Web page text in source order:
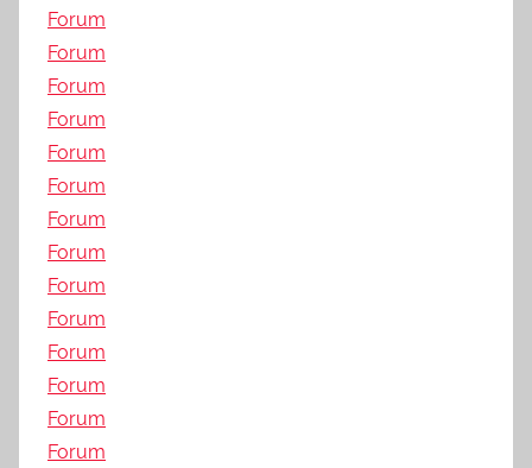
Forum
Forum
Forum
Forum
Forum
Forum
Forum
Forum
Forum
Forum
Forum
Forum
Forum
Forum